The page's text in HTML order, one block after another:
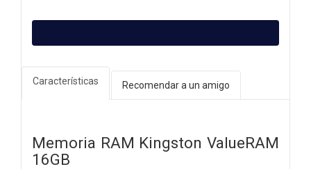
Características Recomendar a un amigo
Memoria RAM Kingston ValueRAM
16GB